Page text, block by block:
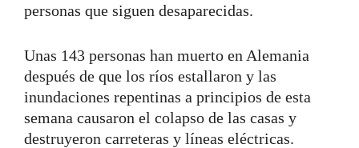
personas que siguen desaparecidas.
Unas 143 personas han muerto en Alemania
después de que los ríos estallaron y las
inundaciones repentinas a principios de esta
semana causaron el colapso de las casas y
destruyeron carreteras y líneas eléctricas.